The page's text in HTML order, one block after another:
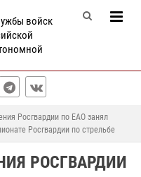
войск
Росгвардии по ЕАО занял
Росгвардии по стрельбе
РОСГВАРДИИ